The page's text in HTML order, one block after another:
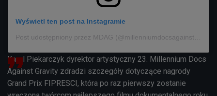
Wyświetl ten post na Instagramie
Karol Piekarczyk dyrektor artystyczny 23. Millennium Docs
Against Gravity zdradzi szczegóły dotyczące nagrody
Grand Prix FIPRESCI, która po raz pierwszy zostanie